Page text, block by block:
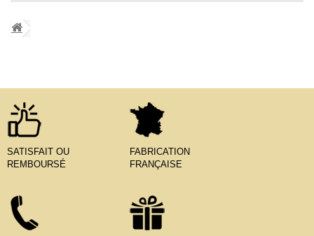
SATISFAIT OU
REMBOURSÉ
FABRICATION
FRANÇAISE